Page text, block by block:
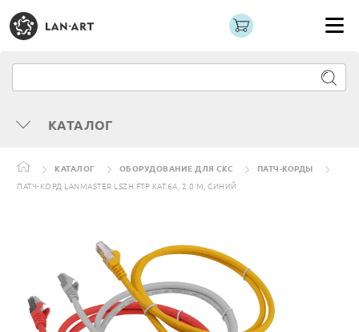
КАТАЛОГ
КАТАЛОГ ОБОРУДОВАНИЕ ДЛЯ СКС
ПАТЧ-КОРДЫ
ПАТЧ-КОРД LANMASTER LSZH FTP КАТ.6A, 2.0 М, СИНИЙ